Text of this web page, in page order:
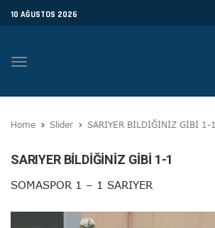
10 AĞUSTOS 2026
Toggle
Home Slider SARIYER BİLDİĞİNİZ GİBİ 1-1
SARIYER BİLDİĞİNİZ GİBİ 1-1
SOMASPOR 1 – 1 SARIYER